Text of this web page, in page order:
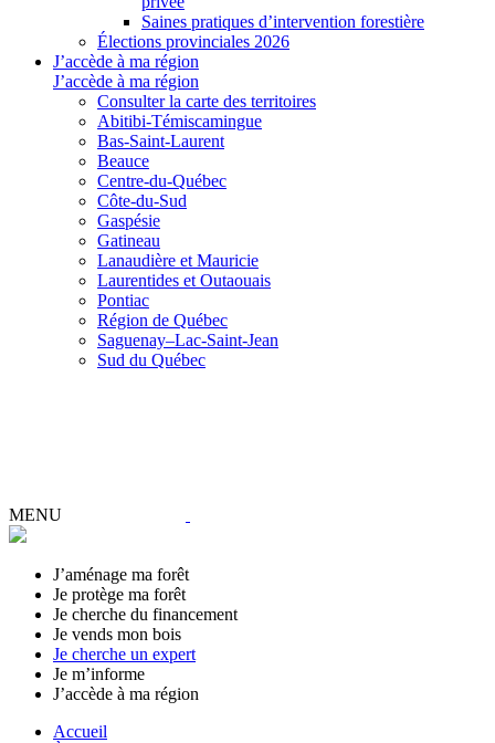
Saines pratiques d’intervention forestière
Élections provinciales 2026
J’accède à ma région
J’accède à ma région
Consulter la carte des territoires
Abitibi-Témiscamingue
Bas-Saint-Laurent
Beauce
Centre-du-Québec
Côte-du-Sud
Gaspésie
Gatineau
Lanaudière et Mauricie
Laurentides et Outaouais
Pontiac
Région de Québec
Saguenay–Lac-Saint-Jean
Sud du Québec
MENU
J’aménage ma forêt
Je protège ma forêt
Je cherche du financement
Je vends mon bois
Je cherche un expert
Je m’informe
J’accède à ma région
Accueil